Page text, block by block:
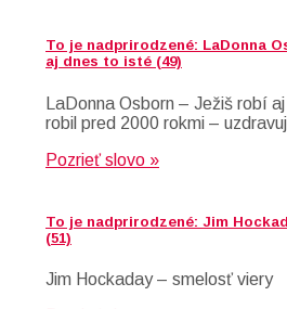
To je nadprirodzené: LaDonna
aj dnes to isté (49)
LaDonna Osborn – Ježiš robí
robil pred 2000 rokmi –
Pozrieť slovo »
To je nadprirodzené: Jim
(51)
Jim Hockaday – smelosť viery